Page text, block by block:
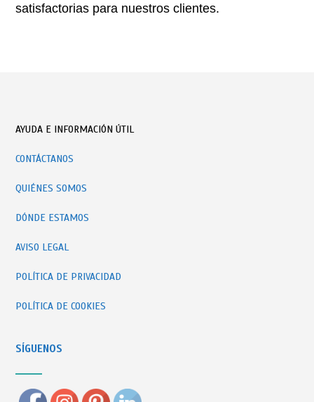
satisfactorias para nuestros clientes.
AYUDA E INFORMACIÓN ÚTIL
CONTÁCTANOS
QUIÉNES SOMOS
DÓNDE ESTAMOS
AVISO LEGAL
POLÍTICA DE PRIVACIDAD
POLÍTICA DE COOKIES
SÍGUENOS